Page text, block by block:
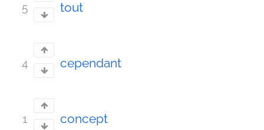
5 tout
4 cependant
1 concept